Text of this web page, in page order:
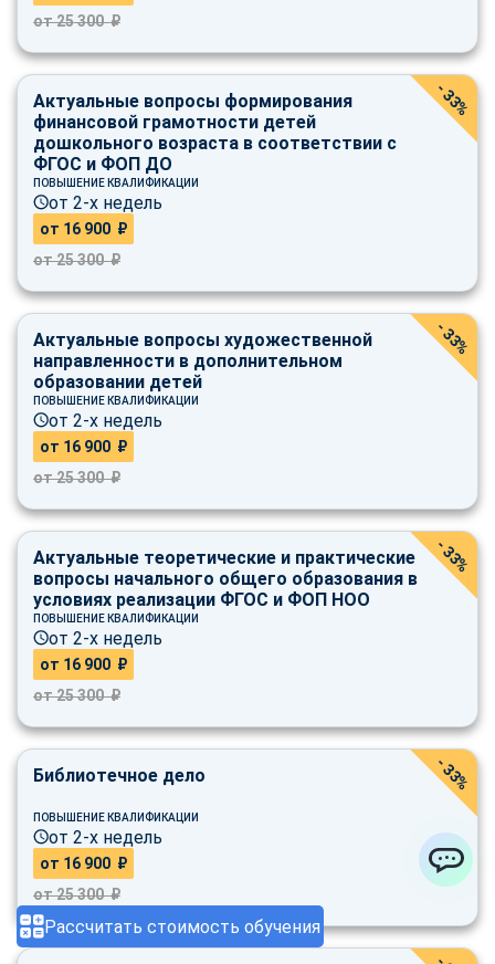
Рассчитать стоимость обучения
от 25 300 ₽
Актуальные вопросы формирования
финансовой грамотности детей
дошкольного возраста в соответствии с
ФГОС и ФОП ДО
ПОВЫШЕНИЕ КВАЛИФИКАЦИИ
от 2-х недель
от 16 900 ₽
от 25 300 ₽
- 33%
Актуальные вопросы художественной
направленности в дополнительном
образовании детей
ПОВЫШЕНИЕ КВАЛИФИКАЦИИ
от 2-х недель
от 16 900 ₽
от 25 300 ₽
- 33%
Актуальные теоретические и практические
вопросы начального общего образования в
условиях реализации ФГОС и ФОП НОО
ПОВЫШЕНИЕ КВАЛИФИКАЦИИ
от 2-х недель
от 16 900 ₽
от 25 300 ₽
- 33%
Библиотечное дело
ПОВЫШЕНИЕ КВАЛИФИКАЦИИ
от 2-х недель
от 16 900 ₽
от 25 300 ₽
- 33%
Мессенджеры
Свяжитесь с нами через любой удобный мессенджер!
Telegram WhatsApp
Vkontakte
Max